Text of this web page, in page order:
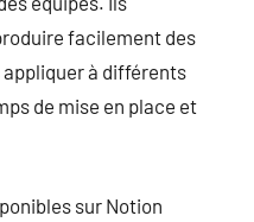
facilement des
à différents
de mise en place et
sur Notion